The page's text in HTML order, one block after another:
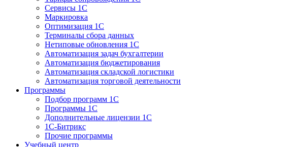
Сервисы 1С
Маркировка
Оптимизация 1С
Терминалы сбора данных
Нетиповые обновления 1С
Автоматизация задач бухгалтерии
Автоматизация бюджетирования
Автоматизация складской логистики
Автоматизация торговой деятельности
Программы
Подбор программ 1С
Программы 1С
Дополнительные лицензии 1С
1С-Битрикс
Прочие программы
Учебный центр